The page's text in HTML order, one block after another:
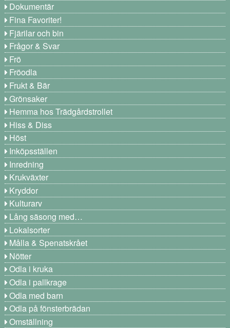
Dokumentär
Fina Favoriter!
Fjärilar och bin
Frågor & Svar
Frö
Fröodla
Frukt & Bär
Grönsaker
Hemma hos Trädgårdstrollet
Hiss & Diss
Höst
Inköpsställen
Inredning
Krukväxter
Kryddor
Kulturarv
Lång säsong med…
Lokalsorter
Målla & Spenatskrået
Nötter
Odla i kruka
Odla i pallkrage
Odla med barn
Odla på fönsterbrädan
Omställning